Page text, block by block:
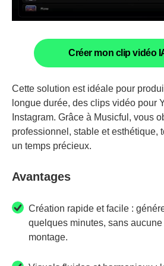
Créer mon clip vidéo
Cette solution est idéale pour
longue durée, des clips vidéo pour
Instagram. Grâce à Musicful, vous
professionnel, stable et esthétique,
un temps précieux.
Avantages
Création rapide et facile :
quelques minutes, sans
montage.